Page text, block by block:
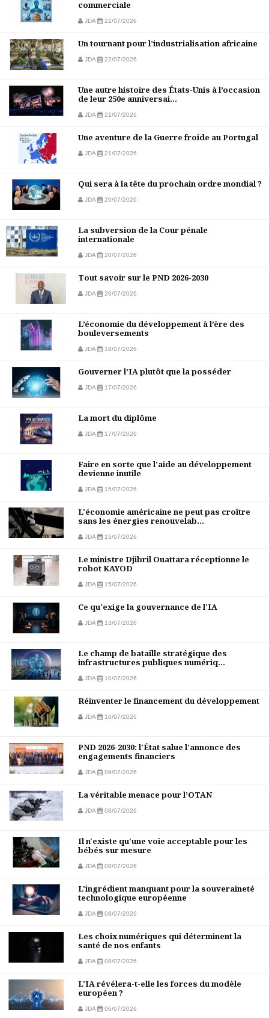
commerciale
JDA 22/07/2026
Un tournant pour l’industrialisation africaine
JDA 22/07/2026
Une autre histoire des États-Unis à l’occasion
de leur 250e anniversai...
JDA 21/07/2026
Une aventure de la Guerre froide au Portugal
JDA 21/07/2026
Qui sera à la tête du prochain ordre mondial ?
JDA 20/07/2026
La subversion de la Cour pénale
internationale
JDA 20/07/2026
Tout savoir sur le PND 2026-2030
JDA 20/07/2026
L’économie du développement à l’ère des
bouleversements
JDA 18/07/2026
Gouverner l’IA plutôt que la posséder
JDA 17/07/2026
La mort du diplôme
JDA 17/07/2026
Faire en sorte que l’aide au développement
devienne inutile
JDA 15/07/2026
L'économie américaine ne peut pas croître
sans les énergies renouvelab...
JDA 15/07/2026
Le ministre Djibril Ouattara réceptionne le
robot KAYOD
JDA 15/07/2026
Ce qu'exige la gouvernance de l'IA
JDA 13/07/2026
Le champ de bataille stratégique des
infrastructures publiques numériq...
JDA 10/07/2026
Réinventer le financement du développement
JDA 10/07/2026
PND 2026-2030: l'État salue l'annonce des
engagements financiers
JDA 09/07/2026
La véritable menace pour l’OTAN
JDA 08/07/2026
Il n'existe qu'une voie acceptable pour les
bébés sur mesure
JDA 08/07/2026
L'ingrédient manquant pour la souveraineté
technologique européenne
JDA 08/07/2026
Les choix numériques qui déterminent la
santé de nos enfants
JDA 08/07/2026
L'IA révélera-t-elle les forces du modèle
européen ?
JDA 06/07/2026